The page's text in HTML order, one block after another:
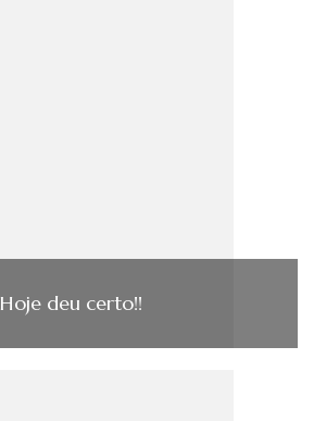
Hoje deu certo!!